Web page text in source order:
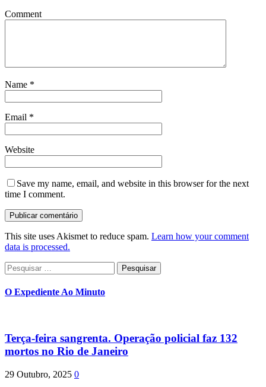
Comment
Name *
Email *
Website
Save my name, email, and website in this browser for the next
time I comment.
This site uses Akismet to reduce spam. Learn how your comment
data is processed.
Pesquisar
por:
O Expediente Ao Minuto
Terça-feira sangrenta. Operação policial faz 132
mortos no Rio de Janeiro
29 Outubro, 2025 0